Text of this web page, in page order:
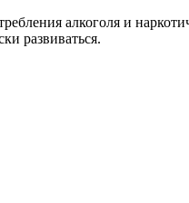
алкоголя и
развиваться.